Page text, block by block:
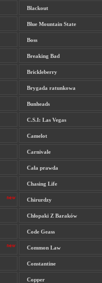
Blackout
Blue Mountain State
Boss
Breaking Bad
Brickleberry
Brygada ratunkowa
Bunheads
C.S.I: Las Vegas
Camelot
Carnivale
Cała prawda
Chasing Life
Chirurdzy
Chłopaki Z Baraków
Code Geass
Common Law
Constantine
Copper